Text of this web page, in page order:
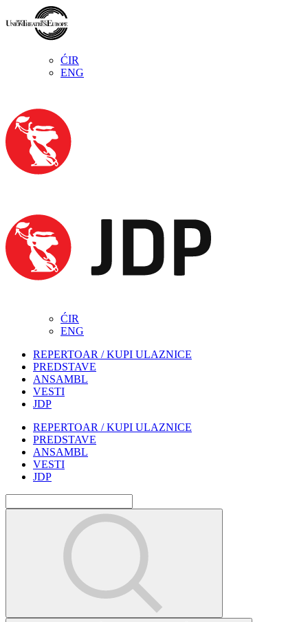
ĆIR
ENG
ĆIR
ENG
REPERTOAR / KUPI ULAZNICE
PREDSTAVE
ANSAMBL
VESTI
JDP
REPERTOAR / KUPI ULAZNICE
PREDSTAVE
ANSAMBL
VESTI
JDP